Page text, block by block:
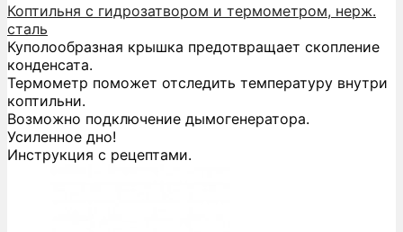
Коптильня с гидрозатвором и термометром, нерж.
сталь
Куполообразная крышка предотвращает скопление
конденсата.
Термометр поможет отследить температуру внутри
коптильни.
Возможно подключение дымогенератора.
Усиленное дно!
Инструкция с рецептами.